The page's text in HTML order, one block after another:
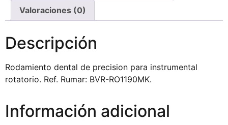
Valoraciones (0)
Descripción
Rodamiento dental de precision para instrumental
rotatorio. Ref. Rumar: BVR-RO1190MK.
Información adicional